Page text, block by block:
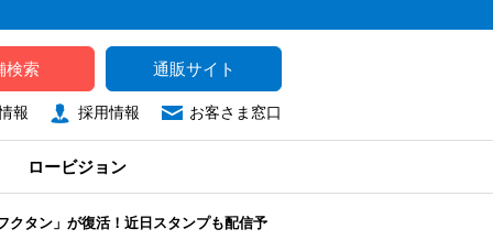
検索 通販サイト
報 採用情報 お客さま窓口
ロービジョン
クタン」が復活！近日スタンプも配信予